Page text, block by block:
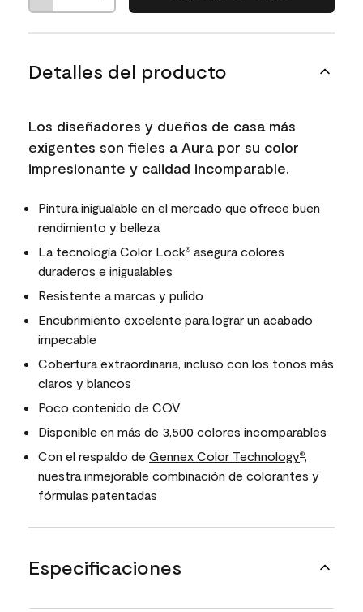
Detalles del producto
Los diseñadores y dueños de casa más
exigentes son fieles a Aura por su color
impresionante y calidad incomparable.
Pintura inigualable en el mercado que ofrece buen
rendimiento y belleza
La tecnología Color Lock® asegura colores
duraderos e inigualables
Resistente a marcas y pulido
Encubrimiento excelente para lograr un acabado
impecable
Cobertura extraordinaria, incluso con los tonos más
claros y blancos
Poco contenido de COV
Disponible en más de 3,500 colores incomparables
Con el respaldo de Gennex Color Technology®,
nuestra inmejorable combinación de colorantes y
fórmulas patentadas
Especificaciones